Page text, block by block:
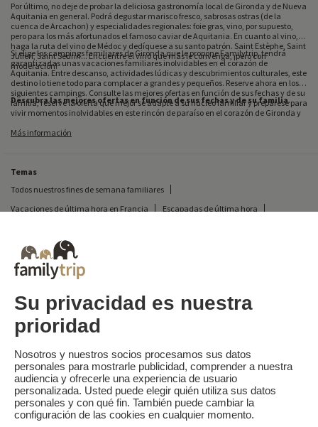
Por último, no deje de probar la deliciosa gastronomía local de Gironda y de Nueva
Aquitania en general. Podrá degustar marisco fresco, sabrosas ostras (de la
cuenca de Arcachon) y especialidades regionales: foie gras, vino, por supuesto,
pero para los más afortunados el famoso caviar de Aquitania. En cuanto al vino,
haga la ruta del vino de Médoc y dedíquese a su santo patrón. Saint Estèphe, Saint
Julien, Saint Seurin... Encuentre el vino que más le convenga, ¡pero con
moderación!
Si elige los campings familiares de Gironda que le propone Familytrip, tendrá
garantizadas unas vacaciones familiares inolvidables en el corazón de
Aquitania. Entre descanso, actividades lúdicas y descubrimientos culturales, este
destino lo tiene todo para complacer a grandes y pequeños. Reserve ahora en los
siguientes campings. Consulte las mejores ofertas en función de sus fechas y de su
familia, reserve la oferta que mejor se adapte a su núcleo familiar y prepárese para
vivir momentos inolvidables en este rincón de paraíso en el corazón de Gironda y
Descubra las mejores ofertas en función de sus fechas y de su familia.
Más información
Temas
Todos nuestros fines de semana familiares
Vacaciones de última hora en Francia
Escapadas de última hora
Vacaciones en camping en Francia
Destinos
Vacaciones de esquí en Francia
Familytrip
¿Quiénes somos?
Condiciones generales y política de privacidad
Lo que la prensa dice de nosotros
Socios FAQ Blog Mapa del sitio
Pago seguro dirigido por Sooyoos
Su privacidad es nuestra
prioridad
Nosotros y nuestros socios procesamos sus datos
personales para mostrarle publicidad, comprender a nuestra
audiencia y ofrecerle una experiencia de usuario
personalizada. Usted puede elegir quién utiliza sus datos
personales y con qué fin. También puede cambiar la
configuración de las cookies en cualquier momento.